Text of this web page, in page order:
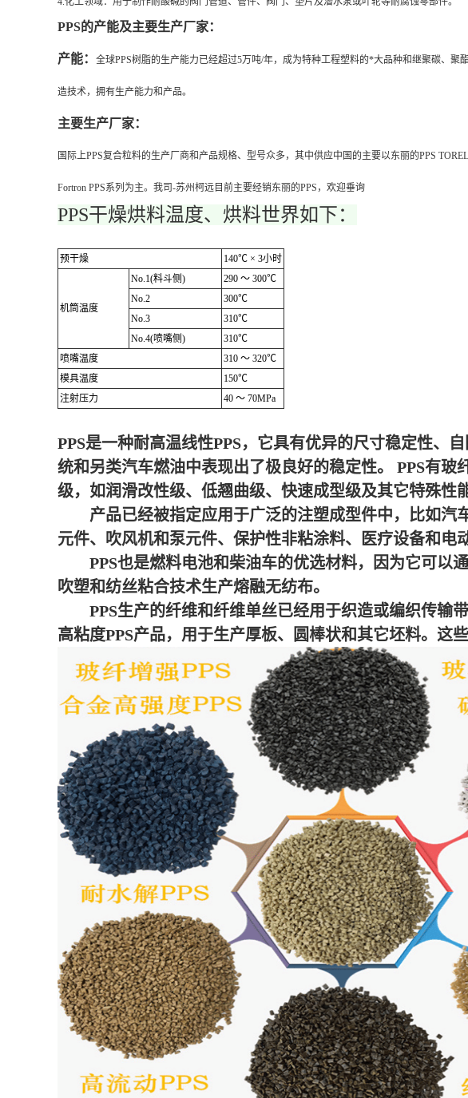
PPS的产能及主要生产厂家：
产能： 全球PPS树脂的生产能力已经超过5万吨/年，成为特种工程塑料的*大品种和继聚碳、
造技术，拥有生产能力和产品。
主要生产厂家：
国际上PPS复合粒料的生产厂商和产品规格、型号众多，其中供应中国的主要以东丽的PPS
Fortron PPS系列为主。我司-苏州柯远目前主要经销东丽的PPS，欢迎垂询
PPS干燥烘料温度、烘料世界如下：
预干燥 140℃ × 3小时
机筒温度
No.1(料斗侧)
290 ～ 300℃
No.2
300℃
No.3
310℃
No.4(喷嘴侧)
310℃
喷嘴温度
310 ～ 320℃
模具温度
150℃
注射压力
40 ～ 70MPa
PPS是一种耐高温线性PPS，它具有优异的尺寸稳定性、
统和另类汽车燃油中表现出了极良好的稳定性。 PPS有
级，如润滑改性级、低翘曲级、快速成型级及其它特殊性
产品已经被指定应用于广泛的注塑成型件中，比如汽
元件、吹风机和泵元件、保护性非粘涂料、医疗设备和电
PPS也是燃料电池和柴油车的优选材料，因为它可以通
吹塑和纺丝粘合技术生产熔融无纺布。
PPS生产的纤维和纤维单丝已经用于织造或编织传输带
高粘度PPS产品，用于生产厚板、圆棒状和其它坯料。这